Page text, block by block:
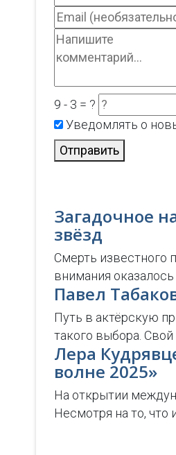
9 - 3 = ?
Уведомлять о
Отправить
Загадочное
звёзд
Смерть известного
внимания оказалось
Павел
Путь в актёрскую
такого выбора. Свой
Лера
волне 2025»
На открытии
Несмотря на то, что